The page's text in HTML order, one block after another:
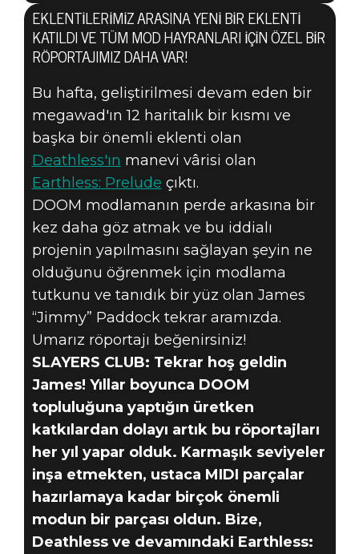
DOOM® Eternal
22 Temmuz 2021
MODLARA
SELAM
RÖPORTAJI:
EARTHLESS:
PRELUDE
EKLENTILERIMIZ ARASINA YENI BIR EKLENTI
KATILDI VE TÜM MOD HAYRANLARI IÇIN ÖZEL BIR
RÖPORTAJIMIZ DAHA VAR!
Bu hafta, geliştirilmesi devam eden bir
megawad'ın 12 haritalık bir kısmı ve
başka bir önemli eklenti olan
Deathless'ın manevi vârisi olan
Earthless: Prelude çıktı.
DOOM modlamanın perde arkasına bir
kez daha göz atmak ve bu iddialı
projenin yapılmasını sağlayan şeyin ne
olduğunu öğrenmek için modlama
tutkunu ve tanıdık bir yüz olan James
“Jimmy” Paddock tekrar aramızda.
Umarız röportajı beğenirsiniz!
SLAYERS CLUB: Tekrar hoş geldin
James! Yıllar boyunca DOOM
topluluğuna yaptığın üretken
katkılardan dolayı artık bu röportajları
her yıl yapar olduk. Karmaşık seviyeler
inşa etmekten, ustaca MIDI parçalar
hazırlamaya kadar birçok önemli
modun bir parçası oldun. Bize,
Deathless ve devamındaki Earthless: